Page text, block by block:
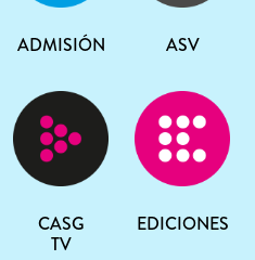
ADMISIÓN ASV
CASG
TV
EDICIONES